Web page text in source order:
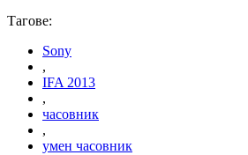
Тагове:
Sony
,
IFA 2013
,
часовник
,
умен часовник